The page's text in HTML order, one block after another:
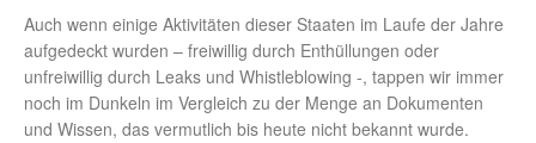
Auch wenn einige Aktivitäten dieser Staaten im Laufe der Jahre
aufgedeckt wurden – freiwillig durch Enthüllungen oder
unfreiwillig durch Leaks und Whistleblowing -, tappen wir immer
noch im Dunkeln im Vergleich zu der Menge an Dokumenten
und Wissen, das vermutlich bis heute nicht bekannt wurde.